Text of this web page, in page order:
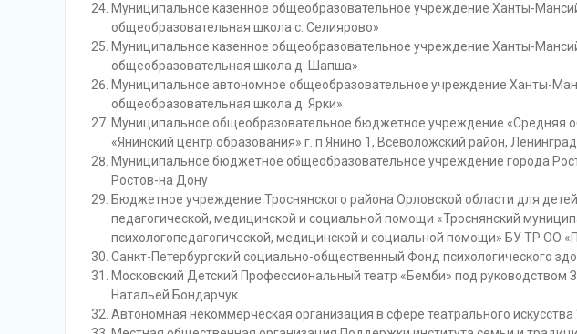
Муниципальное казенное общеобразовательное учреждение Ханты-
общеобразовательная школа с. Селиярово»
Муниципальное казенное общеобразовательное учреждение Ханты-
общеобразовательная школа д. Шапша»
Муниципальное автономное общеобразовательное учреждение Ханты-
общеобразовательная школа д. Ярки»
Муниципальное общеобразовательное бюджетное учреждение «Средняя
«Янинский центр образования» г. п Янино 1, Всеволожский район,
Муниципальное бюджетное общеобразовательное учреждение города
Ростов-на Дону
Бюджетное учреждение Троснянского района Орловской области для
педагогической, медицинской и социальной помощи «Троснянский
психологопедагогической, медицинской и социальной помощи» БУ ТР ОО
Санкт-Петербургский социально-общественный Фонд психологического
Московский Детский Профессиональный театр «Бемби» под руководством
Натальей Бондарчук
Автономная некоммерческая организация в сфере театрального искусства